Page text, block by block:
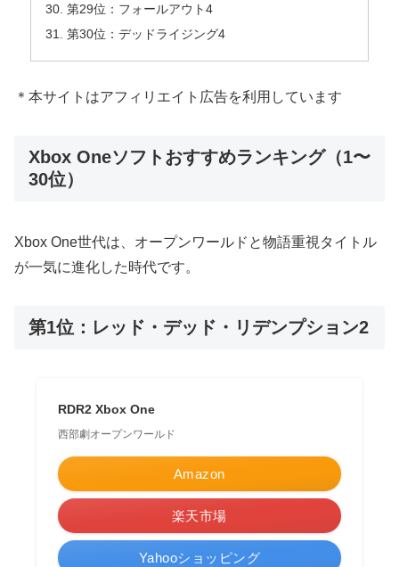
第29位：フォールアウト4
第30位：デッドライジング4
＊本サイトはアフィリエイト広告を利用しています
Xbox Oneソフトおすすめランキング（1〜
30位）
Xbox One世代は、オープンワールドと物語重視タイトル
が一気に進化した時代です。
第1位：レッド・デッド・リデンプション2
RDR2 Xbox One
西部劇オープンワールド
Amazon
楽天市場
Yahooショッピング